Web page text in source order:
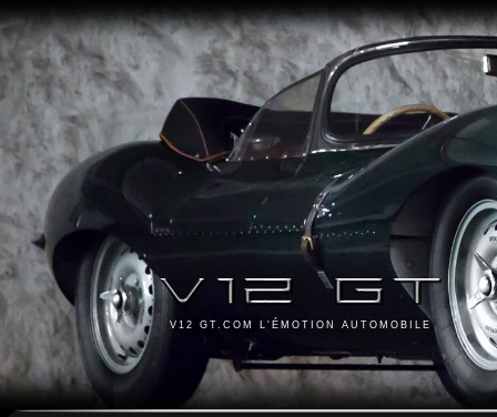
V12 GT.COM L'ÉMOTION AUTOMOBILE